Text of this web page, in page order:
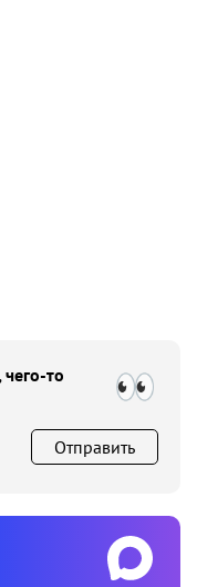
то
Отправить